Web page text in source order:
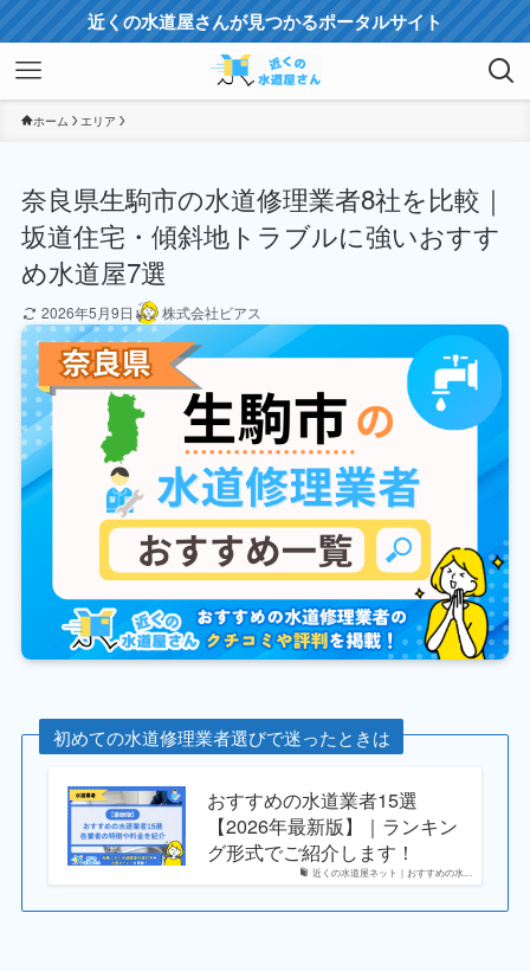
近くの水道屋さんが見つかるポータルサイト
ホーム エリア
奈良県生駒市の水道修理業者8社を比較｜
坂道住宅・傾斜地トラブルに強いおすす
め水道屋7選
2026年5月9日 株式会社ビアス
初めての水道修理業者選びで迷ったときは
近くの水道屋ネット｜おすすめの水...
おすすめの水道業者15選
【2026年最新版】｜ランキン
グ形式でご紹介します！